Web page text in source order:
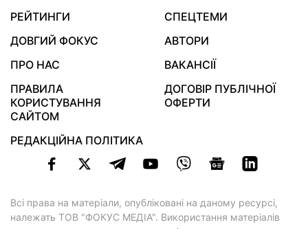
РЕЙТИНГИ
СПЕЦТЕМИ
ДОВГИЙ ФОКУС
АВТОРИ
ПРО НАС
ВАКАНСІЇ
ПРАВИЛА
КОРИСТУВАННЯ
САЙТОМ
ДОГОВІР ПУБЛІЧНОЇ
ОФЕРТИ
РЕДАКЦІЙНА ПОЛІТИКА
Всі права на матеріали, опубліковані на даному ресурсі,
належать ТОВ "ФОКУС МЕДІА". Використання матеріалів